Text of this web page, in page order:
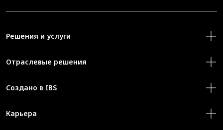
Решения и услуги
Отраслевые решения
Создано в IBS
Карьера